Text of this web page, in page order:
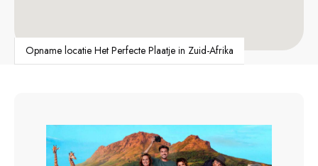
Opname locatie Het Perfecte Plaatje in Zuid-Afrika